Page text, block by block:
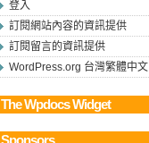
登入
訂閱網站內容的資訊提供
訂閱留言的資訊提供
WordPress.org 台灣繁體中文
The Wpdocs Widget